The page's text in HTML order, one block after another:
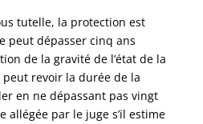
tutelle, la protection est
peut dépasser cinq ans
de la gravité de l’état de la
revoir la durée de la
en ne dépassant pas vingt
allégée par le juge s’il estime